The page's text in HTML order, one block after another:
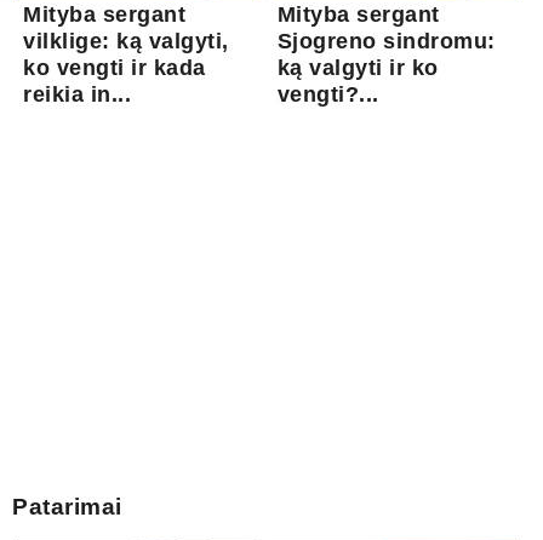
Mityba sergant
vilklige: ką valgyti,
ko vengti ir kada
reikia in...
Mityba sergant
Sjogreno sindromu:
ką valgyti ir ko
vengti?...
Patarimai